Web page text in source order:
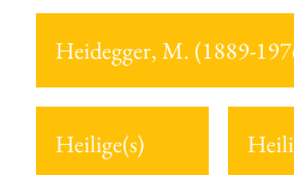
Heidegger, M. (1889-
Heilige(s)